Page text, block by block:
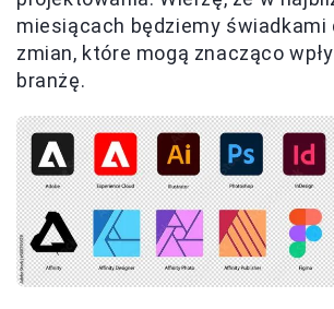
miesiącach będziemy świadkami
zmian, które mogą znacząco
branżę.